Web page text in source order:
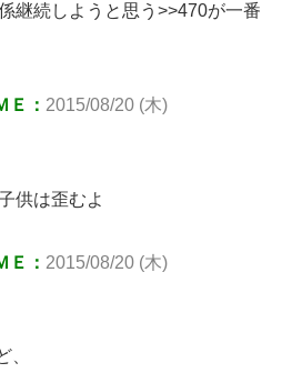
継続しようと思う>>470が一番
Ｅ： 2015/08/20 (木)
供は歪むよ
Ｅ： 2015/08/20 (木)
、